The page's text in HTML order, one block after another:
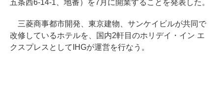
五条西6-14-1、地番）を7月に開業することを発表した。
三菱商事都市開発、東京建物、サンケイビルが共同で
改修しているホテルを、国内2軒目のホリデイ・イン エ
クスプレスとしてIHGが運営を行なう。